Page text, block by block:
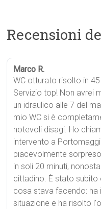
Recensioni
Marco R.
WC otturato risolto in
Servizio top! Non avrei
un idraulico alle 7 del
mio WC si è
notevoli disagi. Ho
intervento a
piacevolmente
in soli 20 minuti,
cittadino. È stato
cosa stava facendo: ha
situazione e ha risolto